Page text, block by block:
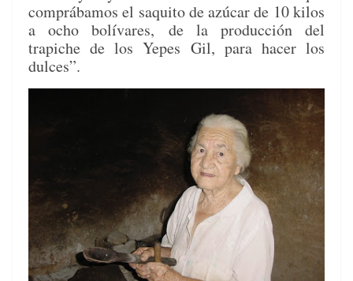
com­prábamos el saquito de azú­car de 10 kilos
a ocho bolí­vares, de la pro­duc­ción del
trapiche de los Yepes Gil, para hac­er los
dulces”.